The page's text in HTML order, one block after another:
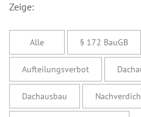
Zeige:
Alle § 172 BauGB
Aufteilungsverbot
Dachausbau